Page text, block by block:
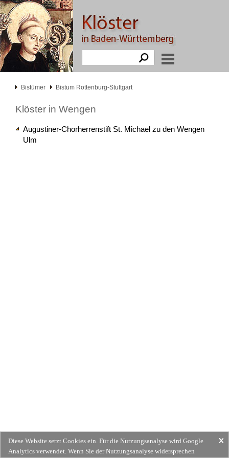
Bistümer Bistum Rottenburg-Stuttgart
Klöster in Wengen
Augustiner-Chorherrenstift St. Michael zu den Wengen
Ulm
Diese Website setzt Cookies ein. Für die Nutzungsanalyse wird Google
Analytics verwendet. Wenn Sie der Nutzungsanalyse widersprechen